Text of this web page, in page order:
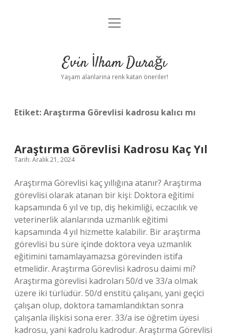
Anasayfa
Yasal Uyarı
menüyü
Evin İlham Durağı
Yaşam alanlarına renk katan öneriler!
Etiket:Araştırma Görevlisi kadrosu kalıcı mı
Araştırma Görevlisi Kadrosu Kaç Yıl
Tarih: Aralık 21, 2024
Araştırma Görevlisi kaç yıllığına atanır? Araştırma
görevlisi olarak atanan bir kişi: Doktora eğitimi
kapsamında 6 yıl ve tıp, diş hekimliği, eczacılık ve
veterinerlik alanlarında uzmanlık eğitimi
kapsamında 4 yıl hizmette kalabilir. Bir araştırma
görevlisi bu süre içinde doktora veya uzmanlık
eğitimini tamamlayamazsa görevinden istifa
etmelidir. Araştırma Görevlisi kadrosu daimi mi?
Araştırma görevlisi kadroları 50/d ve 33/a olmak
üzere iki türlüdür. 50/d enstitü çalışanı, yani geçici
çalışan olup, doktora tamamlandıktan sonra
çalışanla ilişkisi sona erer. 33/a ise öğretim üyesi
kadrosu, yani kadrolu kadrodur. Araştırma Görevlisi